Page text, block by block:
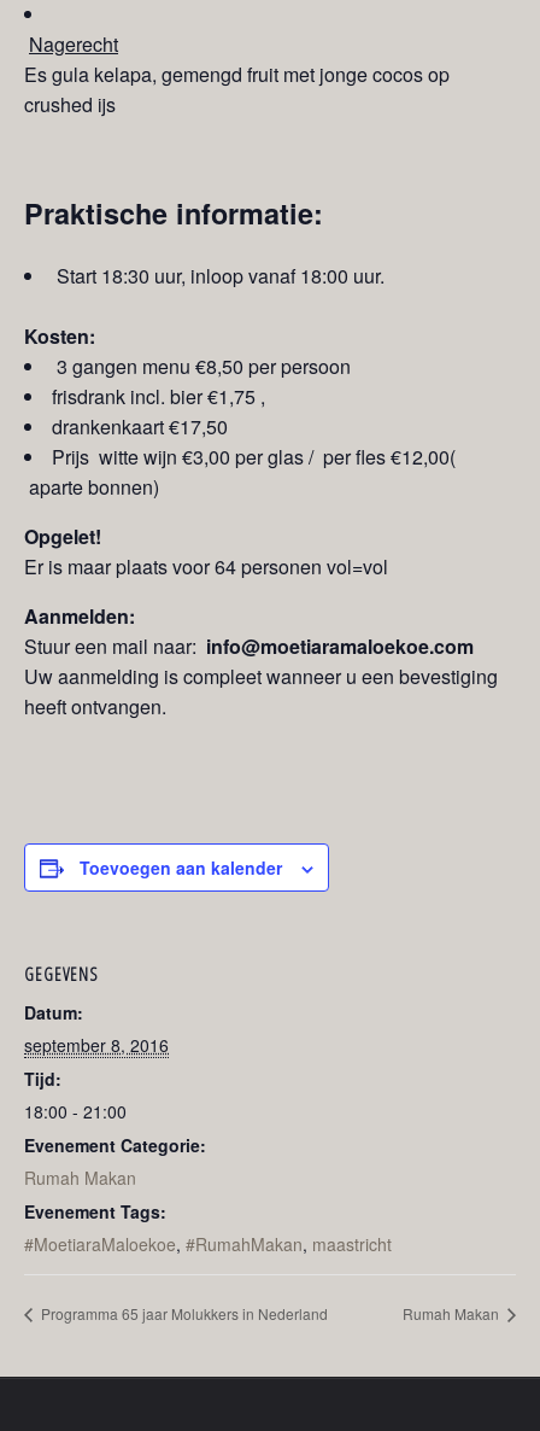
Nagerecht
Es gula kelapa, gemengd fruit met jonge cocos op
crushed ijs
Praktische informatie:
Start 18:30 uur, inloop vanaf 18:00 uur.
Kosten:
3 gangen menu €8,50 per persoon
frisdrank incl. bier €1,75 ,
drankenkaart €17,50
Prijs witte wijn €3,00 per glas / per fles €12,00(
aparte bonnen)
Opgelet!
Er is maar plaats voor 64 personen vol=vol
Aanmelden:
Stuur een mail naar: info@moetiaramaloekoe.com
Uw aanmelding is compleet wanneer u een bevestiging
heeft ontvangen.
Toevoegen aan kalender
GEGEVENS
Datum:
september 8, 2016
Tijd:
18:00 - 21:00
Evenement Categorie:
Rumah Makan
Evenement Tags:
#MoetiaraMaloekoe, #RumahMakan, maastricht
Programma 65 jaar Molukkers in Nederland Rumah Makan